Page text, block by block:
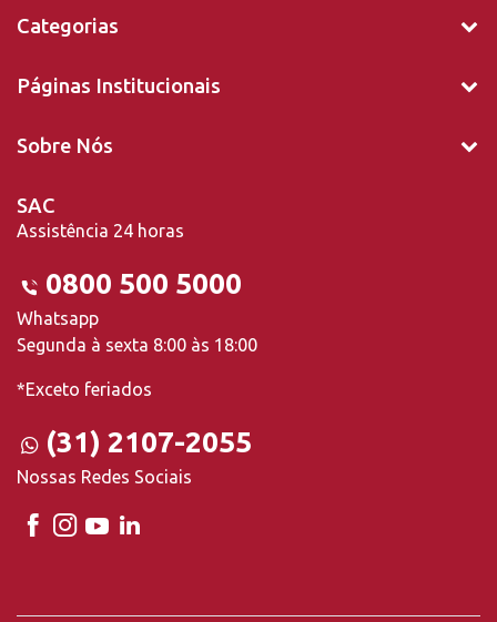
Categorias
Páginas Institucionais
Sobre Nós
SAC
Assistência 24 horas
0800 500 5000
Whatsapp
Segunda à sexta 8:00 às 18:00
*Exceto feriados
(31) 2107-2055
Nossas Redes Sociais